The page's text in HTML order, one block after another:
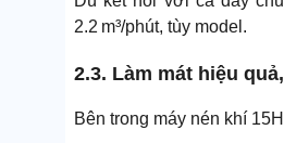
2.2 m³/phút, tùy model.
2.3. Làm mát hiệu
Bên trong máy nén khí